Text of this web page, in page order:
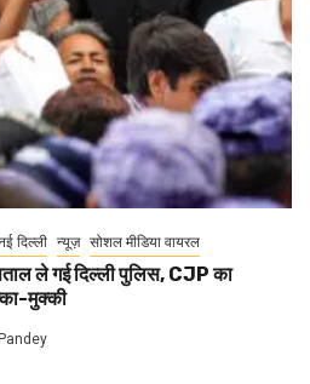
दिल्ली न्यूज़ सोशल मीडिया वायरल
ले गई दिल्ली पुलिस, CJP का
मुक्की